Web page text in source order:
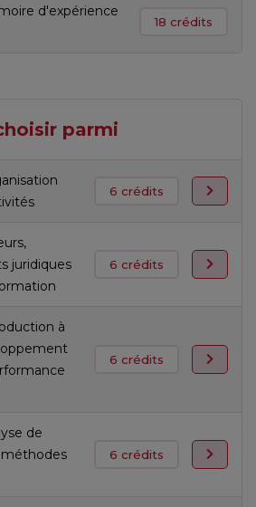
d'expérience
18 crédits
parmi
6 crédits
juridiques
6 crédits
à
6 crédits
de
méthodes
6 crédits